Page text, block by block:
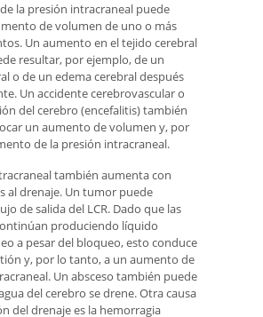
la presión intracraneal puede
de volumen de uno o más
Un aumento en el tejido cerebral
resultar, por ejemplo, de un
o de un edema cerebral después
Un accidente cerebrovascular o
del cerebro (encefalitis) también
un aumento de volumen y, por
de la presión intracraneal.
también aumenta con
al drenaje. Un tumor puede
de salida del LCR. Dado que las
produciendo líquido
a pesar del bloqueo, esto conduce
y, por lo tanto, a un aumento de
Un absceso también puede
del cerebro se drene. Otra causa
del drenaje es la hemorragia